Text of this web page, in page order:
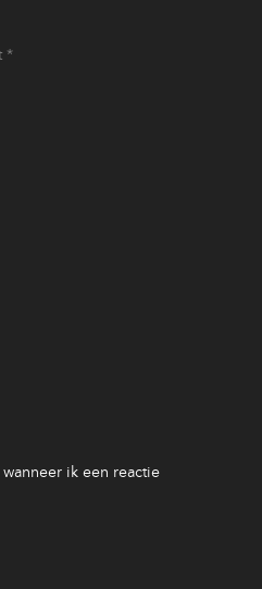
*
ik een reactie